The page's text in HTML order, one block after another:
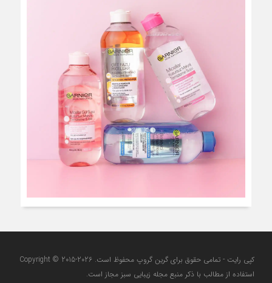
کپی رایت - تمامی حقوق برای گرین گروپ محفوظ است. Copyright © 2015-2026
استفاده از مطالب با ذکر منبع مجله زیبایی سبز مجاز است.